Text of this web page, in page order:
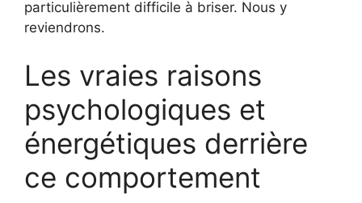
particulièrement difficile à briser. Nous y
reviendrons.
Les vraies raisons
psychologiques et
énergétiques derrière
ce comportement